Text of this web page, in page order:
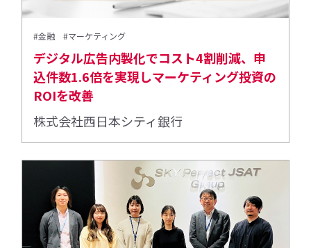
#金融 #マーケティング
デジタル広告内製化でコスト4割削減、申
込件数1.6倍を実現しマーケティング投資の
ROIを改善
株式会社西日本シティ銀行